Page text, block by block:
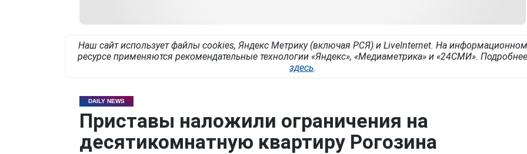
Наш сайт использует файлы cookies, Яндекс Метрику (включая РСЯ) и LiveInternet. На информационном
ресурсе применяются рекомендательные технологии «Яндекс», «Медиаметрика» и «24СМИ». Подробнее
здесь.
DAILY NEWS
Приставы наложили ограничения на
десятикомнатную квартиру Рогозина